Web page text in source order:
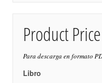
Product
Para descarga en formato
Libro